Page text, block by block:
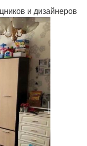
и дизайнеров